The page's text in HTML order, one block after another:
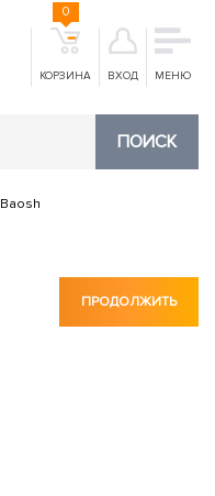
КОРЗИНА
0
ВХОД МЕНЮ
ПОИСК
Baosh
ПРОДОЛЖИТЬ